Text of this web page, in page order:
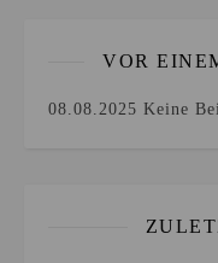
VOR
08.08.2025 Keine